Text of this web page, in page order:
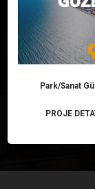
EV
Park/Sanat
PROJE